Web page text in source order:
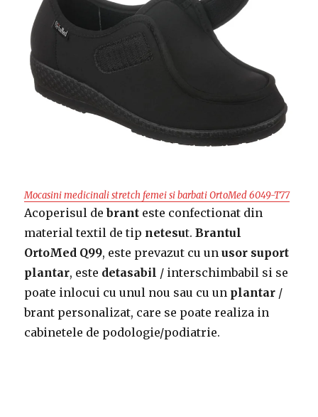
Mocasini medicinali stretch femei si barbati OrtoMed 6049-T77
Acoperisul debrant este confectionat din
material textil de tip netesut.Brantul
OrtoMed Q99, este prevazut cu unusor suport
plantar, este detasabil / interschimbabil si se
poate inlocui cu unul nou sau cu un plantar /
brant personalizat, care se poate realiza in
cabinetele de podologie/podiatrie.